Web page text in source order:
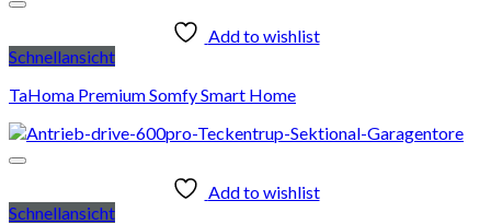
Add to wishlist
Schnellansicht
TaHoma Premium Somfy Smart Home
Add to wishlist
Schnellansicht